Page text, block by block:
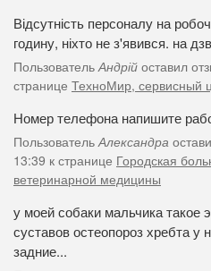
Відсутність персоналу на
годину, ніхто не з'явився. на
Пользователь Андрій оставил
странице ТехноМир, сервисный
Номер телефона напишите
Пользователь Александра
13:39 к странице Городская
ветеринарной медицины
у моей собаки мальчика такое
суставов остеопороз хребта у
задние...